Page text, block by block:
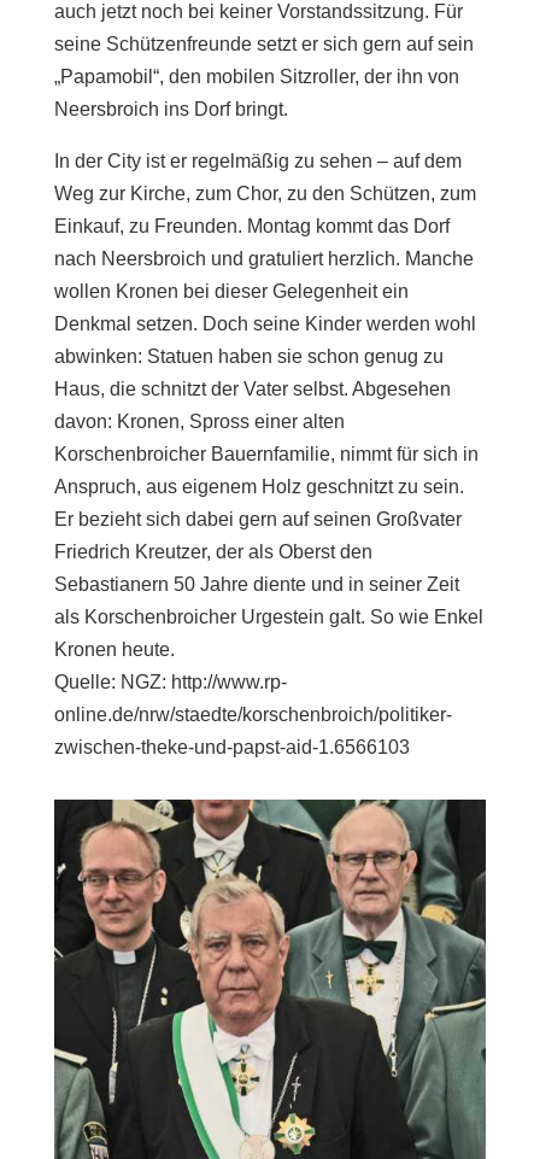
auch jetzt noch bei keiner Vorstandssitzung. Für
seine Schützenfreunde setzt er sich gern auf sein
„Papamobil“, den mobilen Sitzroller, der ihn von
Neersbroich ins Dorf bringt.
In der City ist er regelmäßig zu sehen – auf dem
Weg zur Kirche, zum Chor, zu den Schützen, zum
Einkauf, zu Freunden. Montag kommt das Dorf
nach Neersbroich und gratuliert herzlich. Manche
wollen Kronen bei dieser Gelegenheit ein
Denkmal setzen. Doch seine Kinder werden wohl
abwinken: Statuen haben sie schon genug zu
Haus, die schnitzt der Vater selbst. Abgesehen
davon: Kronen, Spross einer alten
Korschenbroicher Bauernfamilie, nimmt für sich in
Anspruch, aus eigenem Holz geschnitzt zu sein.
Er bezieht sich dabei gern auf seinen Großvater
Friedrich Kreutzer, der als Oberst den
Sebastianern 50 Jahre diente und in seiner Zeit
als Korschenbroicher Urgestein galt. So wie Enkel
Kronen heute.
Quelle: NGZ: http://www.rp-
online.de/nrw/staedte/korschenbroich/politiker-
zwischen-theke-und-papst-aid-1.6566103